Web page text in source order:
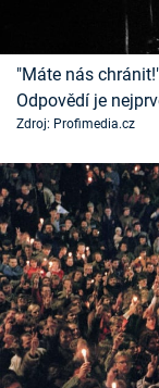
"Máte nás
Odpovědí je
Zdroj: Profimedia.cz